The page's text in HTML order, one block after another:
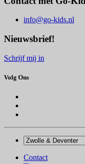
info@go-kids.nl
Nieuwsbrief!
Schrijf mij in
Volg Ons
Contact